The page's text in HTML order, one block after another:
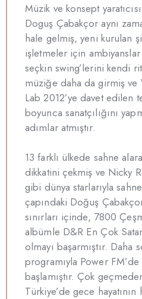
Müzik ve konsept
Doguş Çabakçor aynı
hale gelmiş, yeni kurulan
işletmeler için ambiyanslar
seçkin swing’lerini kendi
müziğe daha da girmiş
Lab 2012’ye davet edilen
boyunca sanatçılığını
adımlar atmıştır.
13 farklı ülkede sahne
dikkatini çekmiş ve Nicky
gibi dünya starlarıyla
çapındaki Doğuş
sınırları içinde, 7800
albümle D&R En Çok
olmayı başarmıştır. Daha
programıyla Power
başlamıştır. Çok
Türkiye’de gece